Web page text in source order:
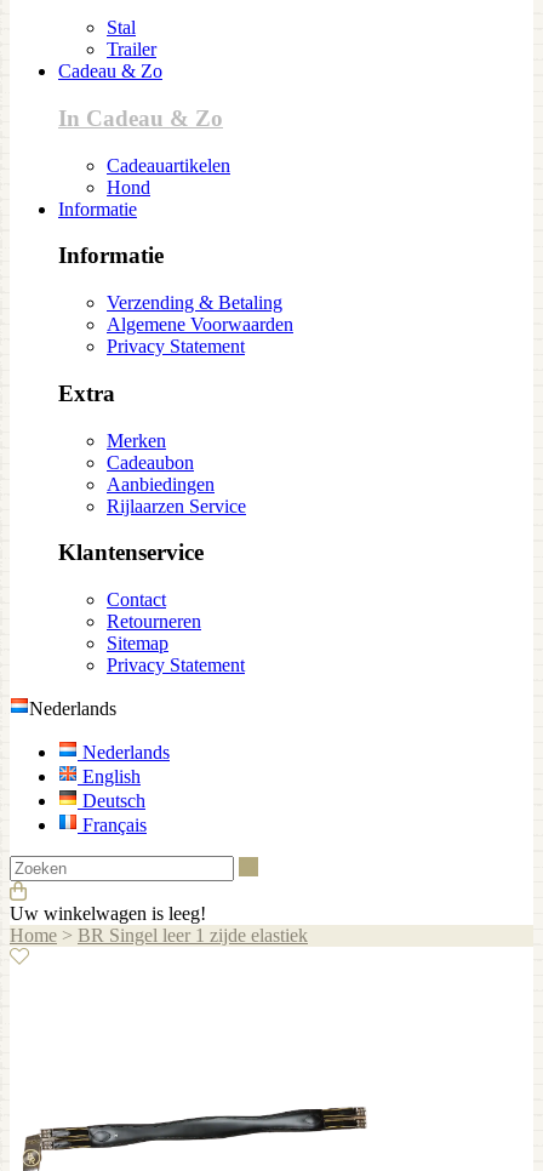
Stal
Trailer
Cadeau & Zo
In Cadeau & Zo
Cadeauartikelen
Hond
Informatie
Informatie
Verzending & Betaling
Algemene Voorwaarden
Privacy Statement
Extra
Merken
Cadeaubon
Aanbiedingen
Rijlaarzen Service
Klantenservice
Contact
Retourneren
Sitemap
Privacy Statement
Nederlands
Nederlands
English
Deutsch
Français
Uw winkelwagen is leeg!
Home > BR Singel leer 1 zijde elastiek